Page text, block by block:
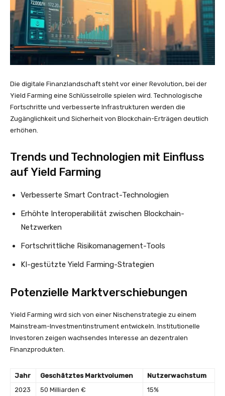
Die digitale Finanzlandschaft steht vor einer Revolution, bei der
Yield Farming eine Schlüsselrolle spielen wird. Technologische
Fortschritte und verbesserte Infrastrukturen werden die
Zugänglichkeit und Sicherheit von Blockchain-Erträgen deutlich
erhöhen.
Trends und Technologien mit Einfluss
auf Yield Farming
Verbesserte Smart Contract-Technologien
Erhöhte Interoperabilität zwischen Blockchain-
Netzwerken
Fortschrittliche Risikomanagement-Tools
KI-gestützte Yield Farming-Strategien
Potenzielle Marktverschiebungen
Yield Farming wird sich von einer Nischenstrategie zu einem
Mainstream-Investmentinstrument entwickeln. Institutionelle
Investoren zeigen wachsendes Interesse an dezentralen
Finanzprodukten.
Jahr Geschätztes Marktvolumen
Nutzerwachstum
2023
50 Milliarden €
15%